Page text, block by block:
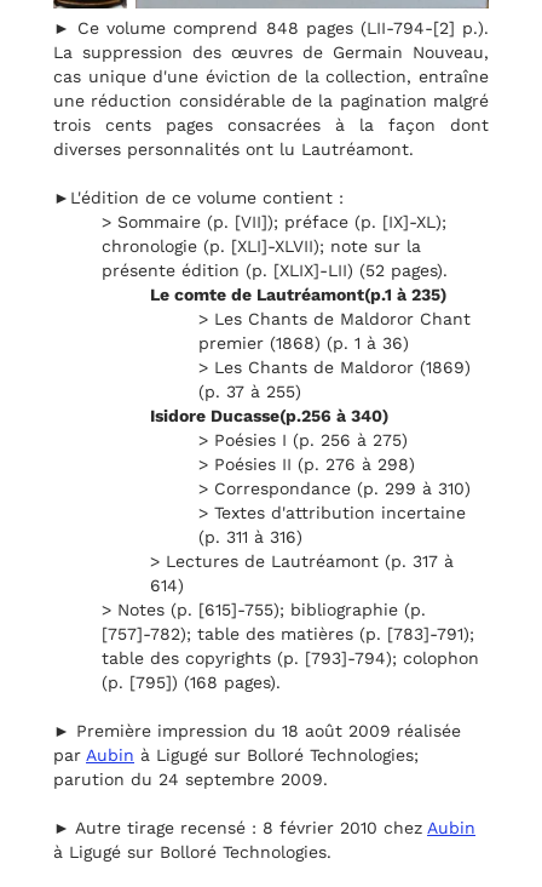
► Ce volume comprend 848 pages (LII-794-[2] p.).
La suppression des œuvres de Germain Nouveau,
cas unique d'une éviction de la collection, entraîne
une réduction considérable de la pagination malgré
trois cents pages consacrées à la façon dont
diverses personnalités ont lu Lautréamont.
►L'édition de ce volume contient :
> Sommaire (p. [VII]); préface (p. [IX]-XL);
chronologie (p. [XLI]-XLVII); note sur la
présente édition (p. [XLIX]-LII) (52 pages).
Le comte de Lautréamont(p.1 à 235)
> Les Chants de Maldoror Chant
premier (1868) (p. 1 à 36)
> Les Chants de Maldoror (1869)
(p. 37 à 255)
Isidore Ducasse(p.256 à 340)
> Poésies I (p. 256 à 275)
> Poésies II (p. 276 à 298)
> Correspondance (p. 299 à 310)
> Textes d'attribution incertaine
(p. 311 à 316)
> Lectures de Lautréamont (p. 317 à
614)
> Notes (p. [615]-755); bibliographie (p.
[757]-782); table des matières (p. [783]-791);
table des copyrights (p. [793]-794); colophon
(p. [795]) (168 pages).
► Première impression du 18 août 2009 réalisée
par Aubin à Ligugé sur Bolloré Technologies;
parution du 24 septembre 2009.
► Autre tirage recensé : 8 février 2010 chez Aubin
à Ligugé sur Bolloré Technologies.